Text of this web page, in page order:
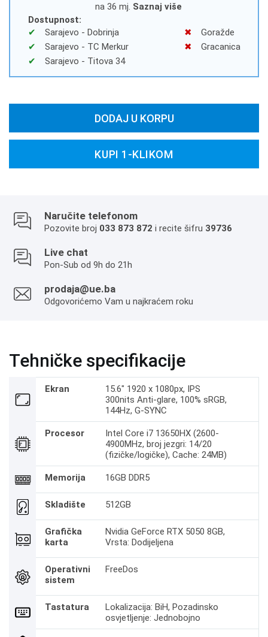
na 36 mj. Saznaj više
Dostupnost:
Sarajevo - Dobrinja
Sarajevo - TC Merkur
Sarajevo - Titova 34
Goražde
Gracanica
DODAJ U KORPU
KUPI 1-KLIKOM
Naručite telefonom
Pozovite broj 033 873 872 i recite šifru 39736
Live chat
Pon-Sub od 9h do 21h
prodaja@ue.ba
Odgovorićemo Vam u najkraćem roku
Tehničke specifikacije
Ekran
15.6" 1920 x 1080px, IPS
300nits Anti-glare, 100% sRGB,
144Hz, G-SYNC
Procesor
Intel Core i7 13650HX (2600-
4900MHz, broj jezgri: 14/20
(fizičke/logičke), Cache: 24MB)
Memorija 16GB DDR5
Skladište 512GB
Grafička
karta
Nvidia GeForce RTX 5050 8GB,
Vrsta: Dodijeljena
Operativni
sistem
FreeDos
Tastatura
Lokalizacija: BiH, Pozadinsko
osvjetljenje: Jednobojno